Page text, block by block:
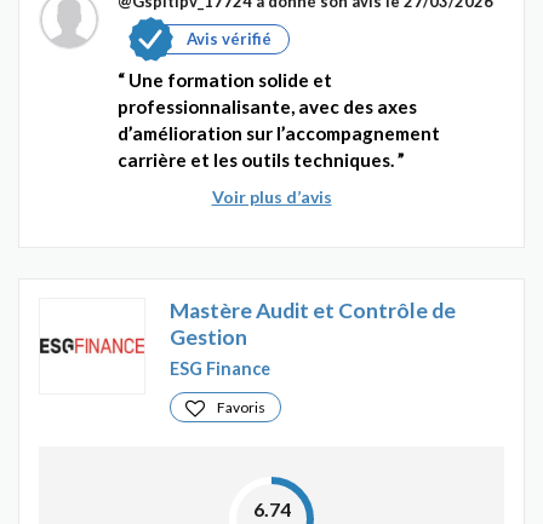
Avis vérifié
Une formation solide et
professionnalisante, avec des axes
d’amélioration sur l’accompagnement
carrière et les outils techniques.
Voir plus d’avis
Mastère Audit et Contrôle de
Gestion
ESG Finance
Favoris
6.74